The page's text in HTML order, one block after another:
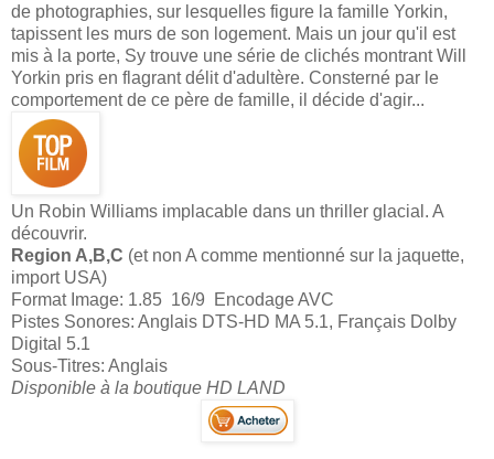
de photographies, sur lesquelles figure la famille Yorkin,
tapissent les murs de son logement. Mais un jour qu'il est
mis à la porte, Sy trouve une série de clichés montrant Will
Yorkin pris en flagrant délit d'adultère. Consterné par le
comportement de ce père de famille, il décide d'agir...
Un Robin Williams implacable dans un thriller glacial. A
découvrir.
Region A,B,C (et non A comme mentionné sur la jaquette,
import USA)
Format Image: 1.85 16/9 Encodage AVC
Pistes Sonores: Anglais DTS-HD MA 5.1, Français Dolby
Digital 5.1
Sous-Titres: Anglais
Disponible à la boutique HD LAND